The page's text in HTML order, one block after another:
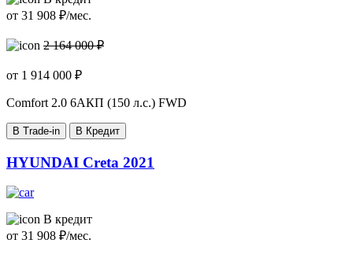
от 31 908 ₽/мес.
2 164 000 ₽
от 1 914 000 ₽
Comfort 2.0 6AКП (150 л.с.) FWD
В Trade-in В Кредит
HYUNDAI Creta 2021
В кредит
от 31 908 ₽/мес.